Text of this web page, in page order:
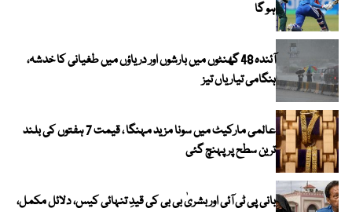
ہو گا
آئندہ 48 گھنٹوں میں بارشوں اور دریاؤں میں طغیانی کا خدشہ،
ہنگامی تیاریاں تیز
عالمی مارکیٹ میں سونا مزید مہنگا ، قیمت 7 ہفتوں کی بلند
ترین سطح پر پہنچ گئی
بانی پی ٹی آئی اور بشریٰ بی بی کی قیدِ تنہائی کیس، دلائل مکمل،